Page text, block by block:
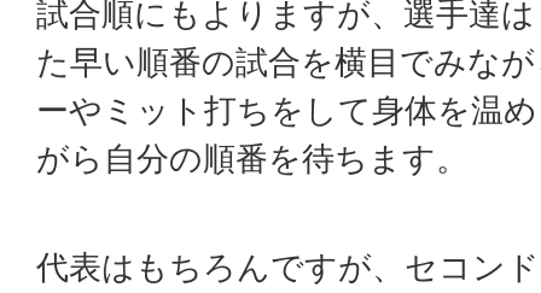
試合順にもよりますが、選手達
た早い順番の試合を横目でみな
ーやミット打ちをして身体を温
がら自分の順番を待ちます。
代表はもちろんですが、セコン